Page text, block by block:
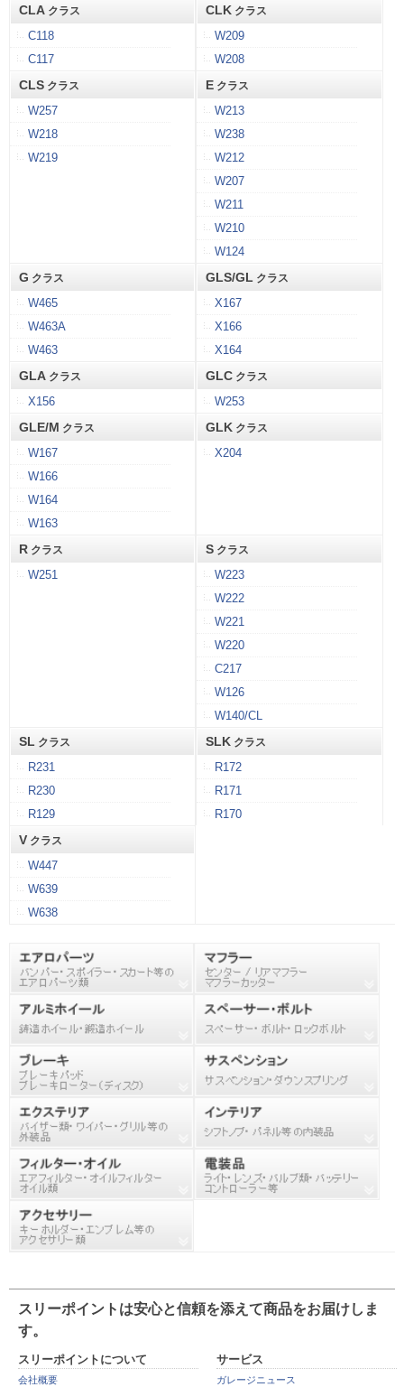
CLA クラス
C118
C117
CLK クラス
W209
W208
CLS クラス
W257
W218
W219
E クラス
W213
W238
W212
W207
W211
W210
W124
G クラス
W465
W463A
W463
GLS/GL クラス
X167
X166
X164
GLA クラス
X156
GLC クラス
W253
GLE/M クラス
W167
W166
W164
W163
GLK クラス
X204
R クラス
W251
S クラス
W223
W222
W221
W220
C217
W126
W140/CL
SL クラス
R231
R230
R129
SLK クラス
R172
R171
R170
V クラス
W447
W639
W638
スリーポイントは安心と信頼を添えて商品をお届けしま
す。
スリーポイントについて
会社概要
サービス
ガレージニュース